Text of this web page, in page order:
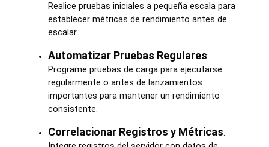
Realice pruebas iniciales a pequeña escala para
establecer métricas de rendimiento antes de
escalar.
Automatizar Pruebas Regulares:
Programe pruebas de carga para ejecutarse
regularmente o antes de lanzamientos
importantes para mantener un rendimiento
consistente.
Correlacionar Registros y Métricas: